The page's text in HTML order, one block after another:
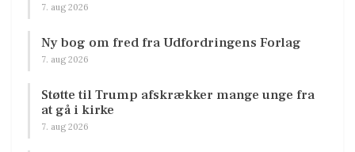
7. aug 2026
Ny bog om fred fra Udfordringens Forlag
7. aug 2026
Støtte til Trump afskrækker mange unge fra
at gå i kirke
7. aug 2026